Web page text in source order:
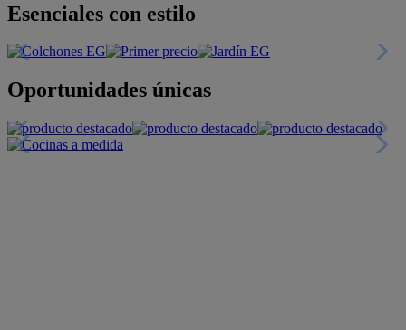
Esenciales con estilo
Oportunidades únicas